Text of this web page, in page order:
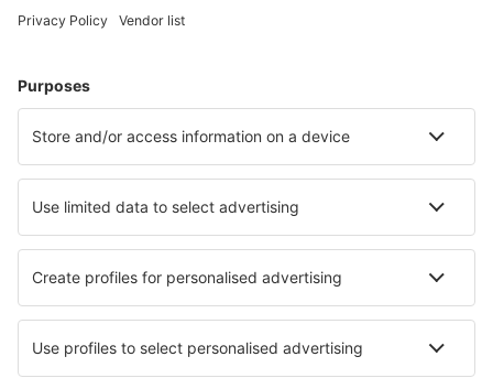
gebruikers
Verblijf in Porec Verblijf in Split Verblijf in Dubrovnik
Verblijf in Slatine Verblijf in Omiš Verblijf in Podstrana
Verblijf in Visnjan
Beste accommodatie - steden
Verblijf in Olimpic Beach Verblijf in Weirs Beach